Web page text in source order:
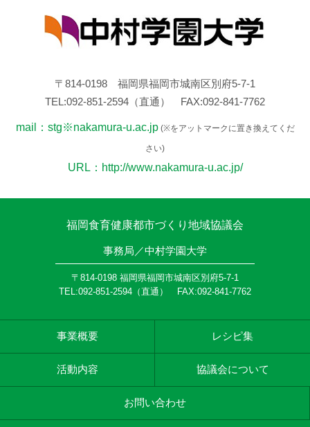
〒814-0198 福岡県福岡市城南区別府5-7-1
TEL:092-851-2594（直通） FAX:092-841-7762
mail：stg※nakamura-u.ac.jp(※をアットマークに置き換えてくだ
さい)
URL： http://www.nakamura-u.ac.jp/
福岡食育健康都市づくり地域協議会
事務局／中村学園大学
〒814-0198 福岡県福岡市城南区別府5-7-1
TEL:092-851-2594（直通） FAX:092-841-7762
事業概要 レシピ集
活動内容 協議会について
お問い合わせ